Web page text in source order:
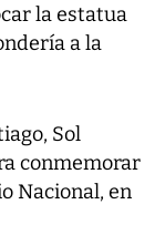
la estatua
a la
Sol
conmemorar
Nacional, en